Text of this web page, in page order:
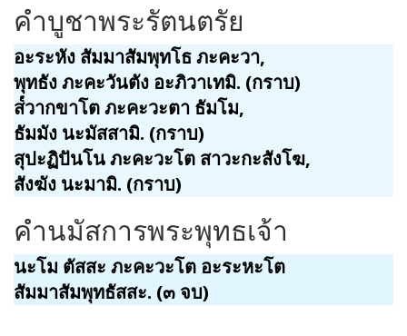
คำบูชาพระรัตนตรัย
อะระหัง สัมมาสัมพุทโธ ภะคะวา,
พุทธัง ภะคะวันตัง อะภิวาเทมิ. (กราบ)
ส๎วากขาโต ภะคะวะตา ธัมโม,
ธัมมัง นะมัสสามิ. (กราบ)
สุปะฏิปันโน ภะคะวะโต สาวะกะสังโฆ,
สังฆัง นะมามิ. (กราบ)
คำนมัสการพระพุทธเจ้า
นะโม ตัสสะ ภะคะวะโต อะระหะโต
สัมมาสัมพุทธัสสะ. (๓ จบ)